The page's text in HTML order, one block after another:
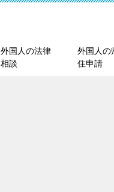
外国人の法律
相談
外国人の
住申請